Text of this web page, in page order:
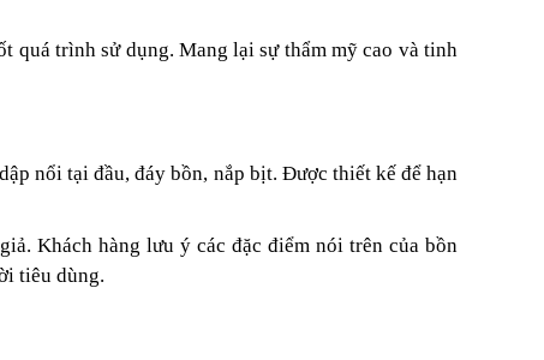
quá trình sử dụng. Mang lại sự thẩm mỹ cao và tinh
nổi tại đầu, đáy bồn, nắp bịt. Được thiết kế để hạn
Khách hàng lưu ý các đặc điểm nói trên của bồn
tiêu dùng.